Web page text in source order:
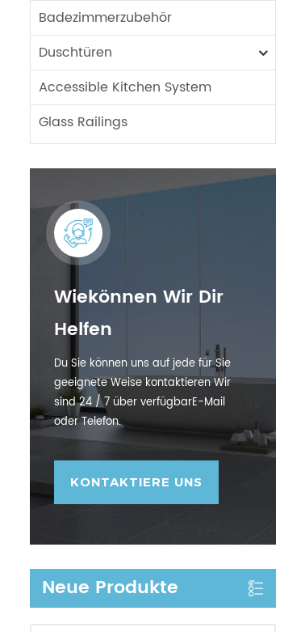
Badezimmerzubehör
Duschtüren
Accessible Kitchen System
Glass Railings
Wiekönnen Wir Dir
Helfen
Du Sie können uns auf jede für Sie
geeignete Weise kontaktieren Wir
sind 24 / 7 über verfügbarE-Mail
oder Telefon.
KONTAKTIERE UNS
Neue Produkte